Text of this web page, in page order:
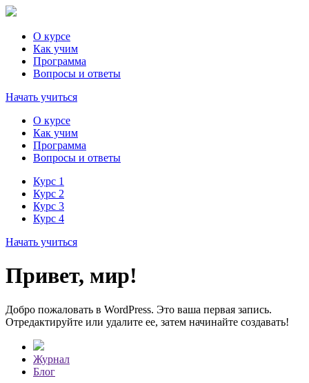
О курсе
Как учим
Программа
Вопросы и ответы
Начать учиться
О курсе
Как учим
Программа
Вопросы и ответы
Курс 1
Курс 2
Курс 3
Курс 4
Начать учиться
Привет, мир!
Добро пожаловать в WordPress. Это ваша первая запись.
Отредактируйте или удалите ее, затем начинайте создавать!
Журнал
Блог